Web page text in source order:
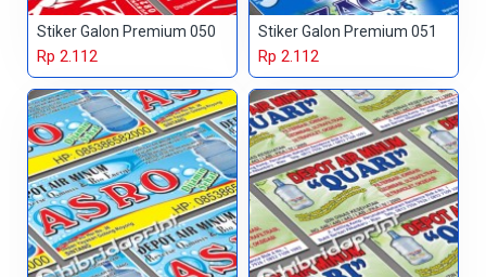
Stiker Galon Premium 050
Rp 2.112
Stiker Galon Premium 051
Rp 2.112